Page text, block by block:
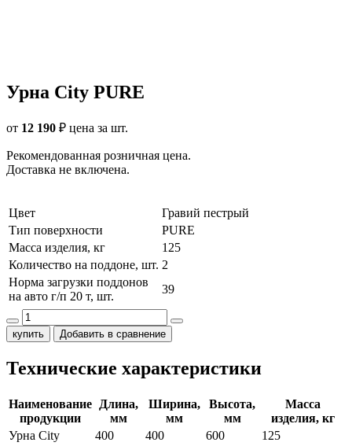
Урна City PURE
от 12 190 ₽ цена за шт.
Рекомендованная розничная цена.
Доставка не включена.
Цвет
Гравий пестрый
Тип поверхности
PURE
Масса изделия, кг
125
Количество на поддоне, шт. 2
Норма загрузки поддонов
на авто г/п 20 т, шт.
39
купить Добавить в сравнение
Технические характеристики
Наименование
продукции
Длина,
мм
Ширина,
мм
Высота,
мм
Масса
изделия, кг
Урна City
400 400 600
125